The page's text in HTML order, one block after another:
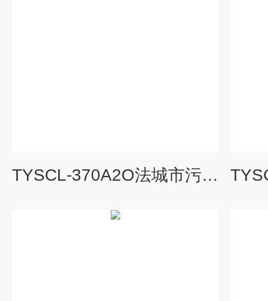
TYSCL-370A2O法城市污水处理模拟设备|水处理工程实验装置